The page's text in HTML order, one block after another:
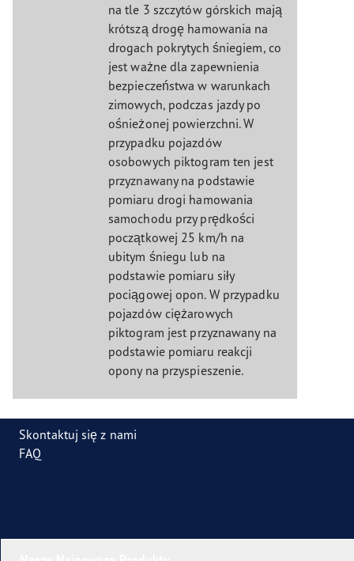
na tle 3 szczytów górskich mają
krótszą drogę hamowania na
drogach pokrytych śniegiem, co
jest ważne dla zapewnienia
bezpieczeństwa w warunkach
zimowych, podczas jazdy po
ośnieżonej powierzchni. W
przypadku pojazdów
osobowych piktogram ten jest
przyznawany na podstawie
pomiaru drogi hamowania
samochodu przy prędkości
początkowej 25 km/h na
ubitym śniegu lub na
podstawie pomiaru siły
pociągowej opon. W przypadku
pojazdów ciężarowych
piktogram jest przyznawany na
podstawie pomiaru reakcji
opony na przyspieszenie.
Skontaktuj się z nami
FAQ